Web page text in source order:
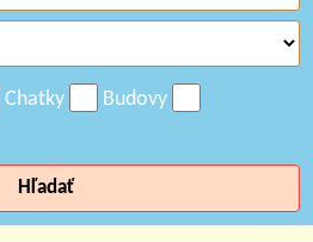
Chatky
Budovy
Hľadať